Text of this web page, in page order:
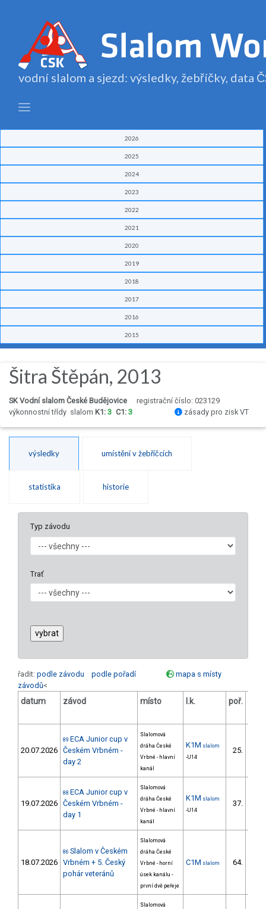
vodní slalom a sjezd: výsledky, žebříčky, data
2026
2025
2024
2023
2022
2021
2020
2019
2018
2017
2016
2015
Šitra Štěpán, 2013
SK Vodní slalom České Budějovice
registrační číslo: 023129
výkonnostní třídy slalom K1: 3 C1: 3 zásady pro zisk VT
výsledky umístění v žebříčcích
statistika historie
Typ závodu
Trať
řadit: podle závodu podle pořadí
mapa s místy
závodů<
datum závod místo l.k. poř.
20.07.2026
89 ECA Junior cup v
Českém Vrbném -
day 2
Slalomová
dráha České
Vrbné - hlavní
kanál
K1M slalom
-U14
25.
19.07.2026
88 ECA Junior cup v
Českém Vrbném -
day 1
Slalomová
dráha České
Vrbné - hlavní
kanál
K1M slalom
-U14
37.
18.07.2026
86 Slalom v Českém
Vrbném + 5. Český
pohár veteránů
Slalomová
dráha České
Vrbné - horní
úsek kanálu -
první dvě peřeje
C1M slalom 64.
Slalomová